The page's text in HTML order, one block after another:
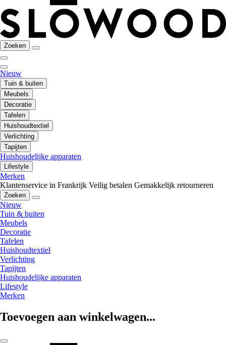
Zoeken
Nieuw
Tuin & buiten
Meubels
Decoratie
Tafelen
Huishoudtextiel
Verlichting
Tapijten
Huishoudelijke apparaten
Lifestyle
Merken
Klantenservice in Frankrijk Veilig betalen Gemakkelijk retourneren
Zoeken
Nieuw
Tuin & buiten
Meubels
Decoratie
Tafelen
Huishoudtextiel
Verlichting
Tapijten
Huishoudelijke apparaten
Lifestyle
Merken
Toevoegen aan winkelwagen...